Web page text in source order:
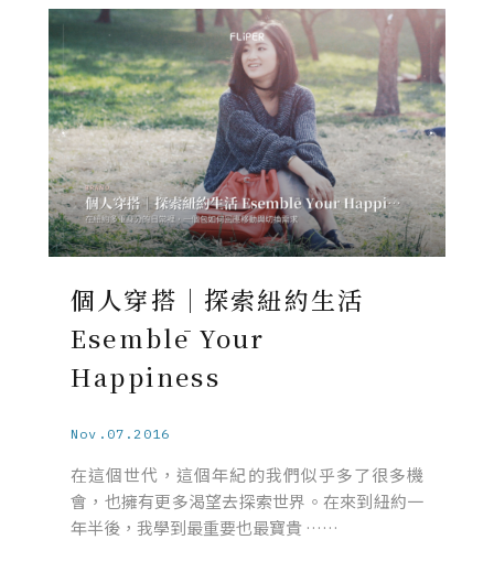
個人穿搭｜探索紐約生活
Esemblē Your
Happiness
Nov.07.2016
在這個世代，這個年紀的我們似乎多了很多機
會，也擁有更多渴望去探索世界。在來到紐約一
年半後，我學到最重要也最寶貴 ……